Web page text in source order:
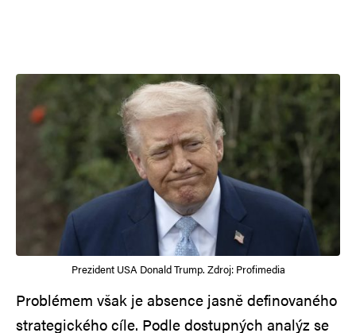
Prezident USA Donald Trump. Zdroj: Profimedia
Problémem však je absence jasně definovaného
strategického cíle. Podle dostupných analýz se